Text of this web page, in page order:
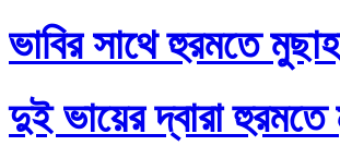
ভাবির সাথে হুরমতে
দুই ভায়ের দ্বারা